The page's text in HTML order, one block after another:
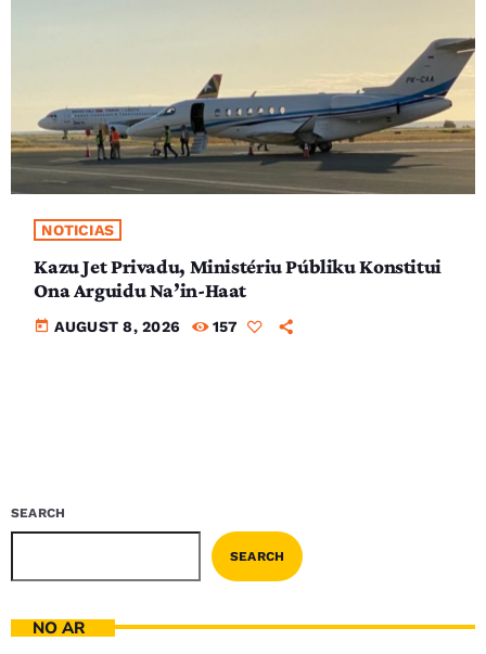
NOTICIAS
Kazu Jet Privadu, Ministériu Públiku Konstitui
Ona Arguidu Na’in-Haat
today AUGUST 8, 2026 157
SEARCH
SEARCH
NO AR